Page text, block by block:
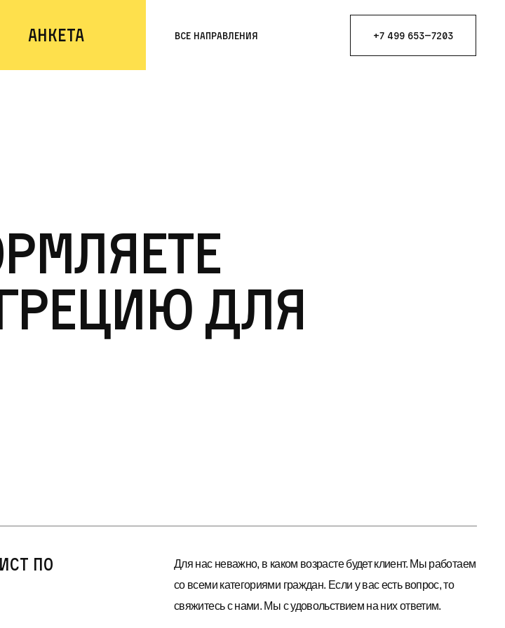
Анкета Все направления +7 499 653—7203
для
по
Для нас неважно, в каком возрасте будет клиент. Мы работаем
со всеми категориями граждан. Если у вас есть вопрос, то
свяжитесь с нами. Мы с удовольствием на них ответим.